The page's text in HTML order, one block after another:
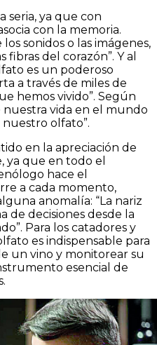
seria, ya que con
con la memoria.
sonidos o las imágenes,
del corazón”. Y al
es un poderoso
a través de miles de
hemos vivido”. Según
nuestra vida en el mundo
olfato”.
en la apreciación de
ya que en todo el
hace el
a cada momento,
anomalía: “La nariz
de decisiones desde la
Para los catadores y
es indispensable para
un vino y monitorear su
esencial de